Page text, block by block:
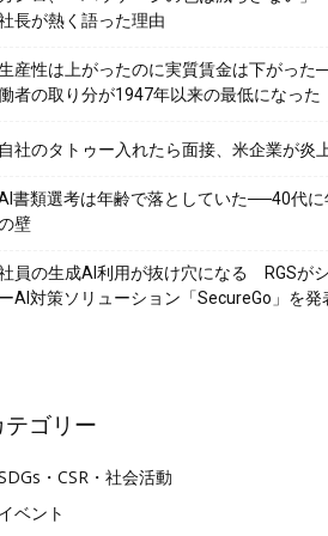
長が熱く語った理由
産性は上がったのに実質賃金は下がった
者の取り分が1947年以来の最低になった
社のタトゥー入れたら面接、米企業が炎
書類選考は年齢で落としていた──40代に
壁
員の生成AI利用が抜け穴になる RGSが
AI対策ソリューション「SecureGo」を発
テゴリー
・CSR・社会活動
ベント